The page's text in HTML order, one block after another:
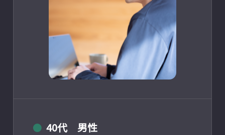
● 40代 男性